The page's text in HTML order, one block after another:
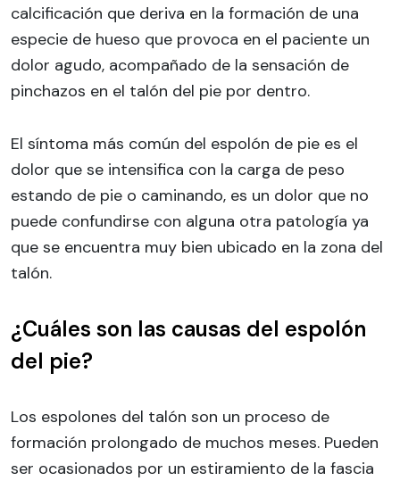
calcificación que deriva en la formación de una
especie de hueso que provoca en el paciente un
dolor agudo, acompañado de la sensación de
pinchazos en el talón del pie por dentro.
El síntoma más común del espolón de pie es el
dolor que se intensifica con la carga de peso
estando de pie o caminando, es un dolor que no
puede confundirse con alguna otra patología ya
que se encuentra muy bien ubicado en la zona del
talón.
¿Cuáles son las causas del espolón
del pie?
Los espolones del talón son un proceso de
formación prolongado de muchos meses. Pueden
ser ocasionados por un estiramiento de la fascia